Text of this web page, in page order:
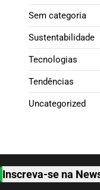
Sem categoria
Sustentabilidade
Tecnologias
Tendências
Uncategorized
Inscreva-se na